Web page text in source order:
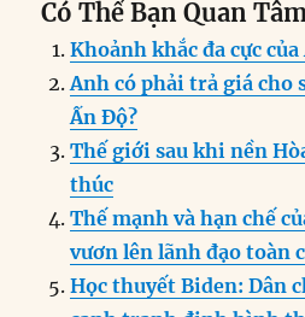
c
e
b
o
o
k
k
e
d
I
ai
l
ss
e
n
g
s
A
p
Có Thể Bạn Quan
Khoảnh khắc đa cực
Anh có phải trả giá cho
Ấn Độ?
Thế giới sau khi nền
thúc
Thế mạnh và hạn chế
vươn lên lãnh đạo toàn
Học thuyết Biden: Dân